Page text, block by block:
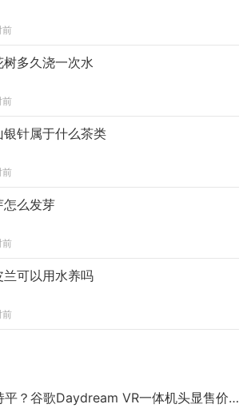
前
树多久浇一次水
前
银针属于什么茶类
前
怎么发芽
前
兰可以用水养吗
前
谷歌Daydream VR一体机头显售价或高达6000元